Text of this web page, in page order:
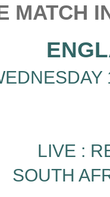
MATCH
LIVE :
SOUTH